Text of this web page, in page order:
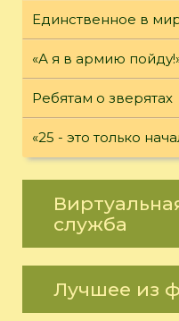
Единственное в
«А я в армию
Ребятам о зверятах
«25 - это только
служба
Лучшее из